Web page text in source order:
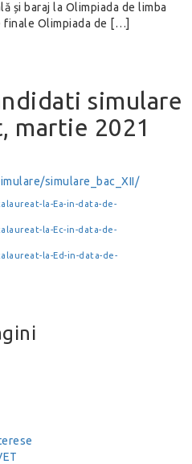
și baraj la Olimpiada de limba
finale Olimpiada de […]
simulare
martie 2021
simulare_bac_XII/
la-Ea-in-data-de-
la-Ec-in-data-de-
la-Ed-in-data-de-